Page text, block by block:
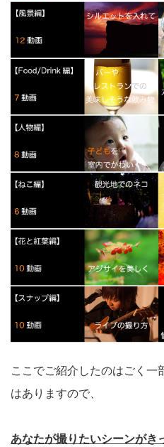
ここでご紹介したのはごく一
はありますので、
あなたが撮りたいシーンがき